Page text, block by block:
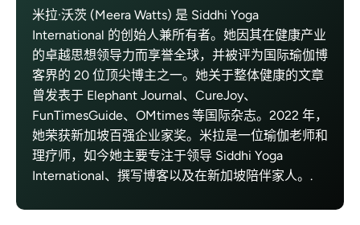
米拉·沃茨 (Meera Watts) 是 Siddhi Yoga
International 的创始人兼所有者。她因其在健康产业
的卓越思想领导力而享誉全球，并被评为国际瑜伽博
客界的 20 位顶尖博主之一。她关于整体健康的文章
曾发表于 Elephant Journal、CureJoy、
FunTimesGuide、OMtimes 等国际杂志。2022 年，
她荣获新加坡百强企业家奖。米拉是一位瑜伽老师和
理疗师，如今她主要专注于领导 Siddhi Yoga
International、撰写博客以及在新加坡陪伴家人。.